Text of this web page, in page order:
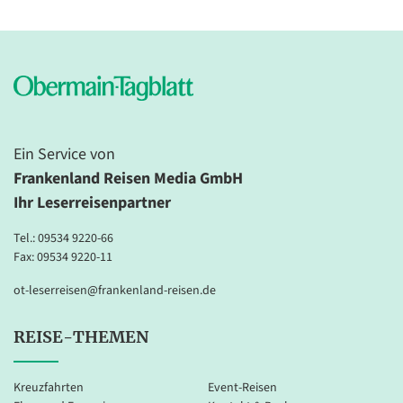
Ein Service von
Frankenland Reisen Media GmbH
Ihr Leserreisenpartner
Tel.:09534 9220-66
Fax: 09534 9220-11
ot-leserreisen@frankenland-reisen.de
REISE-THEMEN
Kreuzfahrten
Event-Reisen